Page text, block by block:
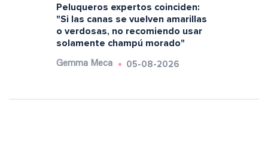
Peluqueros expertos coinciden:
"Si las canas se vuelven amarillas
o verdosas, no recomiendo usar
solamente champú morado"
Gemma Meca 05-08-2026